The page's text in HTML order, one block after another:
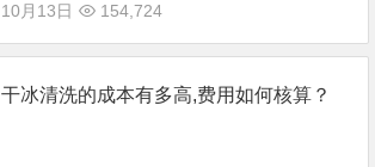
10月13日 154,724
干冰清洗的成本有多高,费用如何核算？